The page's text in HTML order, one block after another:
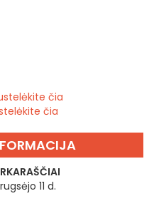
čia
čia
11 d.